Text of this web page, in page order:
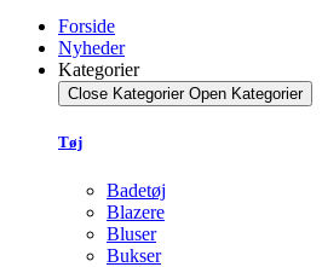
Forside
Nyheder
Kategorier
Close Kategorier Open Kategorier
Tøj
Badetøj
Blazere
Bluser
Bukser